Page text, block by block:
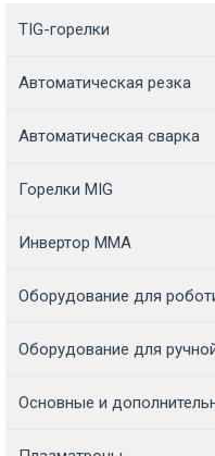
TIG-горелки
Автоматическая резка
Автоматическая сварка
Горелки MIG
Инвертор MMA
Оборудование для
Оборудование для
Основные и